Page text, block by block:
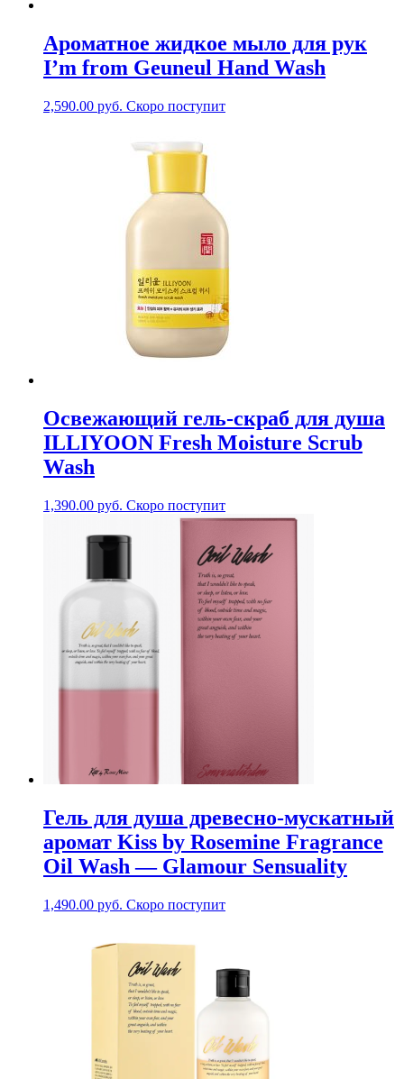
Ароматное жидкое мыло для рук
I’m from Geuneul Hand Wash
2,590.00 руб. Скоро поступит
Освежающий гель-скраб для душа
ILLIYOON Fresh Moisture Scrub
Wash
1,390.00 руб. Скоро поступит
Гель для душа древесно-мускатный
аромат Kiss by Rosemine Fragrance
Oil Wash — Glamour Sensuality
1,490.00 руб. Скоро поступит